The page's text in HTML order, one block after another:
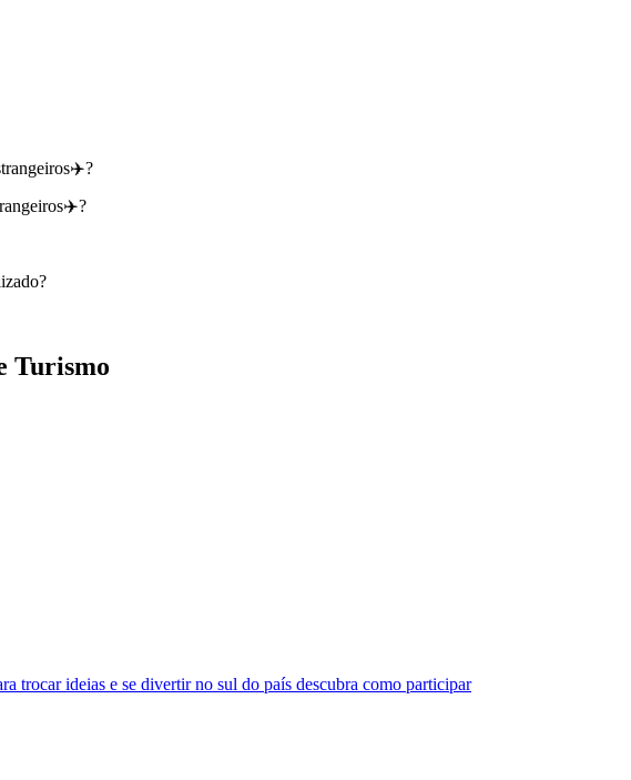
Turismo
trocar ideias e se divertir no sul do país descubra como participar